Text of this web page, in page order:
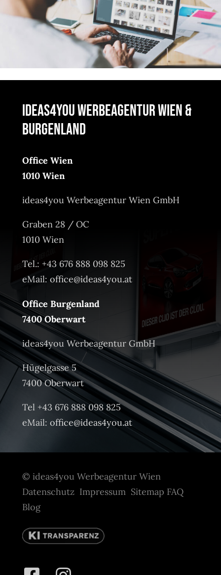
ideas4you Werbeagentur Wien &
Burgenland
Office Wien
1010 Wien
ideas4you Werbeagentur Wien GmbH
Graben 28 / OC
1010 Wien
Tel.: +43 676 888 098 825
eMail: office@ideas4you.at
Office Burgenland
7400 Oberwart
ideas4you Werbeagentur GmbH
Hügelgasse 5
7400 Oberwart
Tel +43 676 888 098 825
eMail: office@ideas4you.at
© ideas4you Werbeagentur Wien
Datenschutz Impressum Sitemap FAQ
Blog